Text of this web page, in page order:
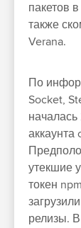
пакетов
также
Verana.
По
Socket,
аккаунта
утекшие
токен
релизы.